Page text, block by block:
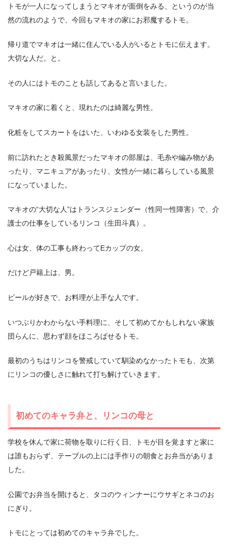
トモが一人になってしまうとマキオが面倒をみる、というのが当
然の流れのようで、今回もマキオの家にお邪魔するトモ。
帰り道でマキオは一緒に住んでいる人がいるとトモに伝えます。
大切な人だ。と。
その人にはトモのことも話してあると言いました。
マキオの家に着くと、現れたのは綺麗な男性。
化粧をしてスカートをはいた、いわゆる女装をした男性。
前に訪れたとき殺風景だったマキオの部屋は、毛糸や編み物があ
ったり、マニキュアがあったり、女性が一緒に暮らしている風景
になっていました。
マキオの“大切な人”はトランスジェンダー（性同一性障害）で、介
護士の仕事をしているリンコ（生田斗真）。
心は女、体の工事も終わってEカップの女。
だけど戸籍上は、男。
ビールが好きで、お料理が上手な人です。
いつぶりかわからない手料理に、そして初めてかもしれない家族
団らんに、思わず顔をほころばせるトモ。
最初のうちはリンコを警戒していて馴染めなかったトモも、次第
にリンコの優しさに触れて打ち解けていきます。
初めてのキャラ弁と、リンコの母と
学校を休んで家に荷物を取りに行く日、トモが目を覚ますと家に
は誰もおらず、テーブルの上には手作りの朝食とお弁当がありま
した。
公園でお弁当を開けると、タコのウィンナーにウサギとネコのお
にぎり。
トモにとっては初めてのキャラ弁でした。